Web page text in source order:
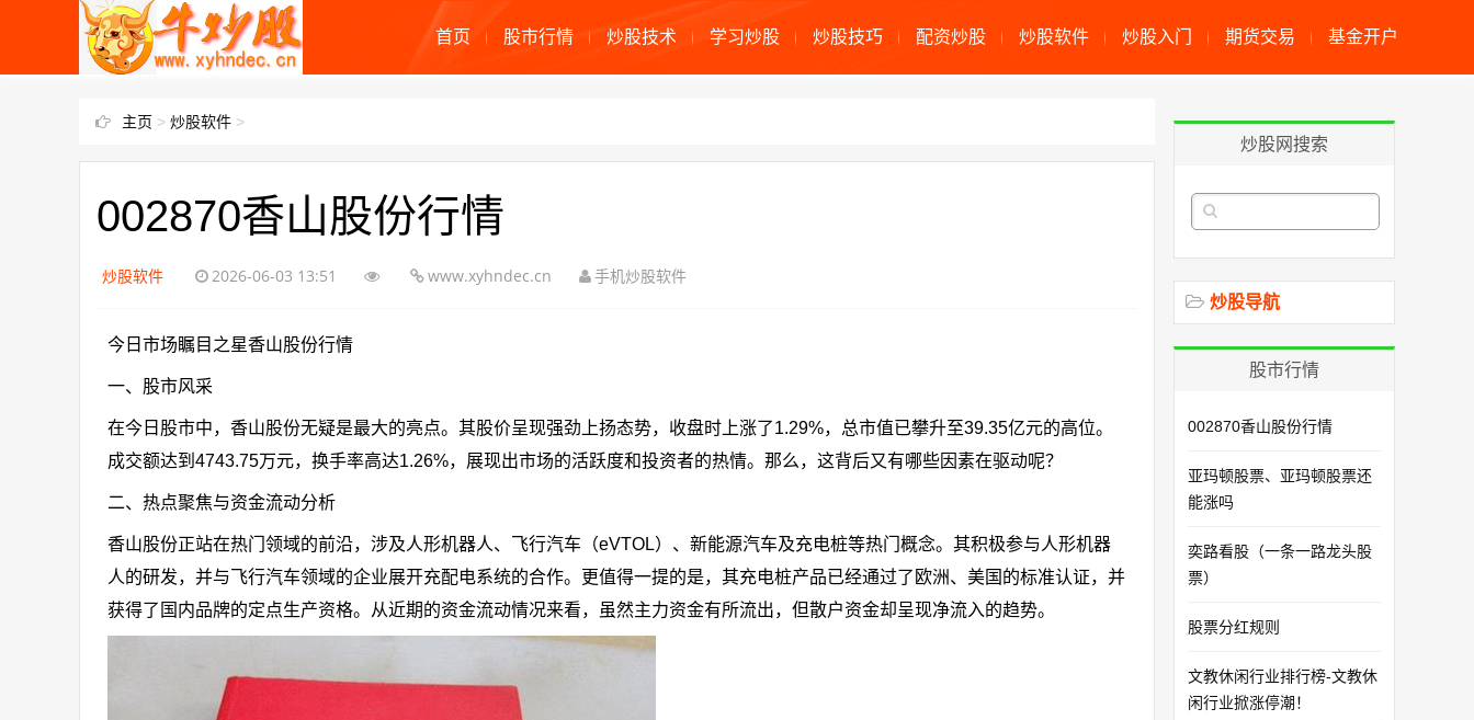
首页 股市行情 炒股技术 学习炒股 炒股技巧 配资炒股 炒股软件 炒股入门 期货交易 基金开户
主页 > 炒股软件 >
002870香山股份行情
炒股软件 2026-06-03 13:51 www.xyhndec.cn 手机炒股软件
今日市场瞩目之星香山股份行情
一、股市风采
在今日股市中，香山股份无疑是最大的亮点。其股价呈现强劲上扬态势，收盘时上涨了1.29%，总市值已攀升至39.35亿元的高位。
成交额达到4743.75万元，换手率高达1.26%，展现出市场的活跃度和投资者的热情。那么，这背后又有哪些因素在驱动呢？
二、热点聚焦与资金流动分析
香山股份正站在热门领域的前沿，涉及人形机器人、飞行汽车（eVTOL）、新能源汽车及充电桩等热门概念。其积极参与人形机器
人的研发，并与飞行汽车领域的企业展开充配电系统的合作。更值得一提的是，其充电桩产品已经通过了欧洲、美国的标准认证，并
获得了国内品牌的定点生产资格。从近期的资金流动情况来看，虽然主力资金有所流出，但散户资金却呈现净流入的趋势。
炒股网搜索
炒股导航
股市行情
002870香山股份行情
亚玛顿股票、亚玛顿股票还
能涨吗
奕路看股（一条一路龙头股
票）
股票分红规则
文教休闲行业排行榜-文教休
闲行业掀涨停潮！